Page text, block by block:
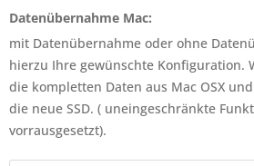
Datenübernahme Mac:
mit Datenübernahme oder ohne
hierzu Ihre gewünschte Konfiguration.
die kompletten Daten aus Mac OSX
die neue SSD. ( uneingeschränkte
vorrausgesetzt).